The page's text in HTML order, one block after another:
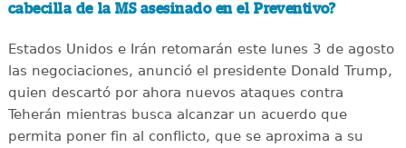
cabecilla de la MS asesinado en el Preventivo?
Estados Unidos e Irán retomarán este lunes 3 de agosto
las negociaciones, anunció el presidente Donald Trump,
quien descartó por ahora nuevos ataques contra
Teherán mientras busca alcanzar un acuerdo que
permita poner fin al conflicto, que se aproxima a su